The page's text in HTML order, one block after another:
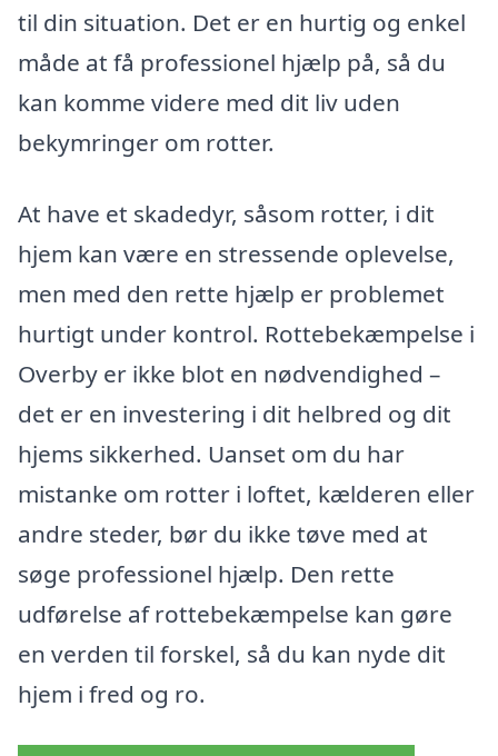
til din situation. Det er en hurtig og enkel
måde at få professionel hjælp på, så du
kan komme videre med dit liv uden
bekymringer om rotter.
At have et skadedyr, såsom rotter, i dit
hjem kan være en stressende oplevelse,
men med den rette hjælp er problemet
hurtigt under kontrol. Rottebekæmpelse i
Overby er ikke blot en nødvendighed –
det er en investering i dit helbred og dit
hjems sikkerhed. Uanset om du har
mistanke om rotter i loftet, kælderen eller
andre steder, bør du ikke tøve med at
søge professionel hjælp. Den rette
udførelse af rottebekæmpelse kan gøre
en verden til forskel, så du kan nyde dit
hjem i fred og ro.